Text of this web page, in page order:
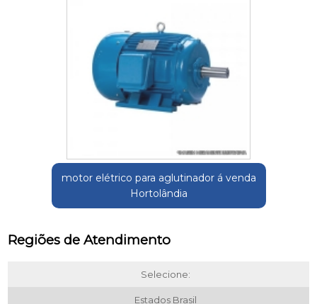
motor elétrico para aglutinador á venda
Hortolândia
Regiões de Atendimento
Selecione:
Estados Brasil